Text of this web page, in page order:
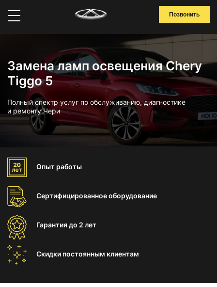
Позвонить
Замена ламп освещения Chery
Tiggo 5
Полный спектр услуг по обслуживанию, диагностике
и ремонту Чери
Опыт работы
Сертифицированноеоборудование
Гарантиядо 2 лет
Скидки постоянным клиентам